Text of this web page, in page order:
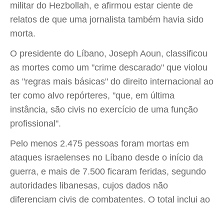
militar do Hezbollah, e afirmou estar ciente de
relatos de que uma jornalista também havia sido
morta.
O presidente do Líbano, Joseph Aoun, classificou
as mortes como um "crime descarado" que violou
as "regras mais básicas" do direito internacional ao
ter como alvo repórteres, "que, em última
instância, são civis no exercício de uma função
profissional".
Pelo menos 2.475 pessoas foram mortas em
ataques israelenses no Líbano desde o início da
guerra, e mais de 7.500 ficaram feridas, segundo
autoridades libanesas, cujos dados não
diferenciam civis de combatentes. O total inclui ao